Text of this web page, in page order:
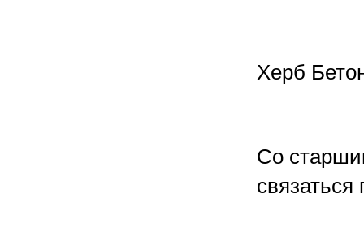
Херб
Со